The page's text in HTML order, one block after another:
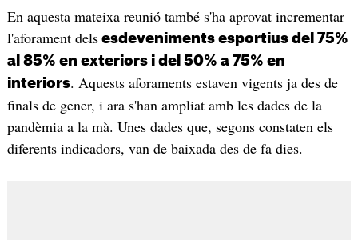
En aquesta mateixa reunió també s'ha aprovat incrementar
l'aforament delsesdeveniments esportius del 75%
al 85% en exteriors i del 50% a 75% en
interiors. Aquests aforaments estaven vigents ja des de
finals de gener, i ara s'han ampliat amb les dades de la
pandèmia a la mà. Unes dades que, segons constaten els
diferents indicadors, van de baixada des de fa dies.